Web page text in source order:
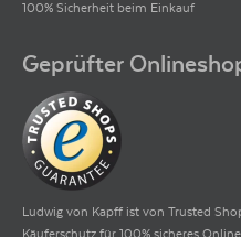
100% Sicherheit beim Einkauf
Geprüfter
Ludwig von Kapff ist von Trusted
Käuferschutz für 100% sicheres